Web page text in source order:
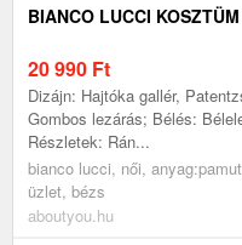
BIANCO LUCCI
20 990 Ft
Dizájn: Hajtóka gallér,
Gombos lezárás; Bélés:
Részletek: Rán...
bianco lucci, női,
üzlet, bézs
aboutyou.hu